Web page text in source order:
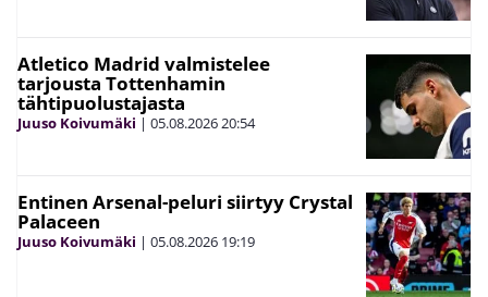
Atletico Madrid valmistelee
tarjousta Tottenhamin
tähtipuolustajasta
Juuso Koivumäki | 05.08.202620:54
Entinen Arsenal-peluri siirtyy Crystal
Palaceen
Juuso Koivumäki | 05.08.2026 19:19